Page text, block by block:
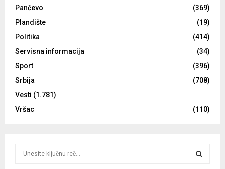
Pančevo
(369)
Plandište
(19)
Politika
(414)
Servisna informacija
(34)
Sport
(396)
Srbija
(708)
Vesti (1.781)
Vršac
(110)